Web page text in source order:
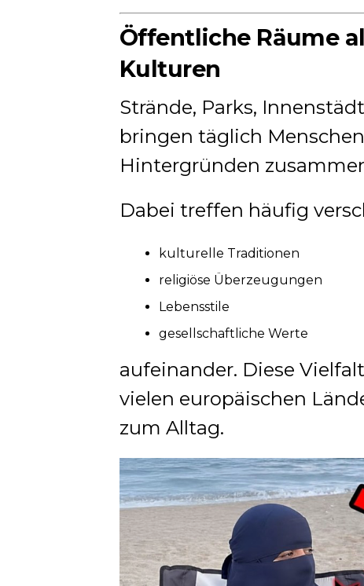
Öffentliche Räume
Kulturen
Strände, Parks,
bringen täglich
Hintergründen
Dabei treffen häufig
kulturelle Traditionen
religiöse Überzeugungen
Lebensstile
gesellschaftliche Werte
aufeinander. Diese
vielen europäischen
zum Alltag.